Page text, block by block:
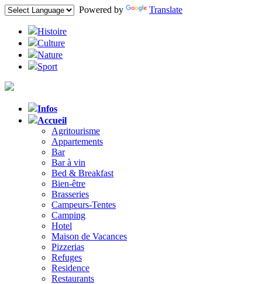
Powered by Translate
Histoire
Culture
Nature
Sport
Infos
Accueil
Agritourisme
Appartements
Bar
Bar à vin
Bed & Breakfast
Bien-être
Brasseries
Campeurs-Tentes
Camping
Hotel
Maison de Vacances
Pizzerias
Refuges
Residence
Restaurants